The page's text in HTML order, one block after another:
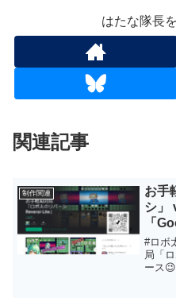
はたな隊長
関連記事
制作関連
お手
シ」
「
つい
#ロボ
局「
ース